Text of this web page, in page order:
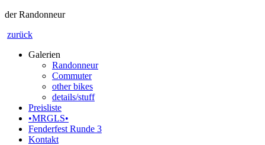
der Randonneur
zurück
Galerien
Randonneur
Commuter
other bikes
details/stuff
Preisliste
•MRGLS•
Fenderfest Runde 3
Kontakt